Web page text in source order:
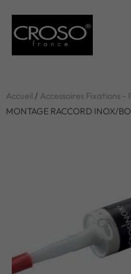
Accueil / Accessoires Fixations -
MONTAGE RACCORD INOX/